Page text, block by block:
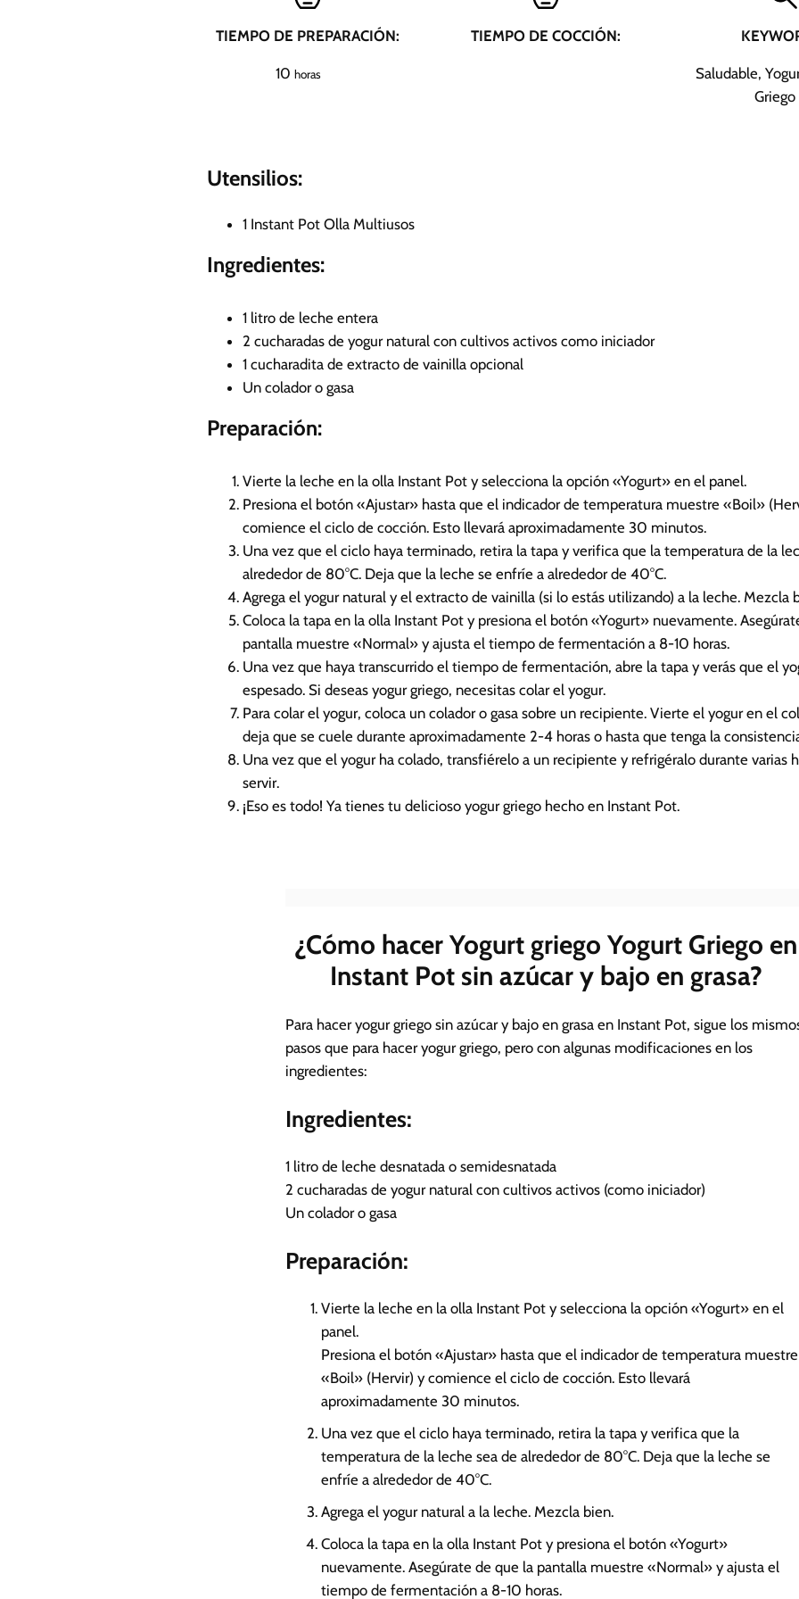
TIEMPO DE PREPARACIÓN:
10 hhoras
TIEMPO DE COCCIÓN:
Saludable,
Griego
Utensilios:
1 Instant Pot Olla Multiusos
Ingredientes:
1 litro de leche entera
2 cucharadas de yogur natural con cultivos activos como iniciador
1 cucharadita de extracto de vainilla opcional
Un colador o gasa
Preparación:
Vierte la leche en la olla Instant Pot y selecciona la opción «Yogurt» en el panel.
Presiona el botón «Ajustar» hasta que el indicador de temperatura muestre «Boil»
comience el ciclo de cocción. Esto llevará aproximadamente 30 minutos.
Una vez que el ciclo haya terminado, retira la tapa y verifica que la temperatura de la
alrededor de 80°C. Deja que la leche se enfríe a alrededor de 40°C.
Agrega el yogur natural y el extracto de vainilla (si lo estás utilizando) a la leche. Mezcla
Coloca la tapa en la olla Instant Pot y presiona el botón «Yogurt» nuevamente.
pantalla muestre «Normal» y ajusta el tiempo de fermentación a 8-10 horas.
Una vez que haya transcurrido el tiempo de fermentación, abre la tapa y verás que el
espesado. Si deseas yogur griego, necesitas colar el yogur.
Para colar el yogur, coloca un colador o gasa sobre un recipiente. Vierte el yogur en el
deja que se cuele durante aproximadamente 2-4 horas o hasta que tenga la
Una vez que el yogur ha colado, transfiérelo a un recipiente y refrigéralo durante varias
servir.
¡Eso es todo! Ya tienes tu delicioso yogur griego hecho en Instant Pot.
¿Cómo hacer Yogurt griego Yogurt Griego en
Instant Pot sin azúcar y bajo en grasa?
Para hacer yogur griego sin azúcar y bajo en grasa en Instant Pot, sigue los
pasos que para hacer yogur griego, pero con algunas modificaciones en los
ingredientes:
Ingredientes:
1 litro de leche desnatada o semidesnatada
2 cucharadas de yogur natural con cultivos activos (como iniciador)
Un colador o gasa
Preparación:
Vierte la leche en la olla Instant Pot y selecciona la opción «Yogurt» en el
panel.
Presiona el botón «Ajustar» hasta que el indicador de temperatura muestre
«Boil» (Hervir) y comience el ciclo de cocción. Esto llevará
aproximadamente 30 minutos.
Una vez que el ciclo haya terminado, retira la tapa y verifica que la
temperatura de la leche sea de alrededor de 80°C. Deja que la leche se
enfríe a alrededor de 40°C.
Agrega el yogur natural a la leche. Mezcla bien.
Coloca la tapa en la olla Instant Pot y presiona el botón «Yogurt»
nuevamente. Asegúrate de que la pantalla muestre «Normal» y ajusta el
tiempo de fermentación a 8-10 horas.